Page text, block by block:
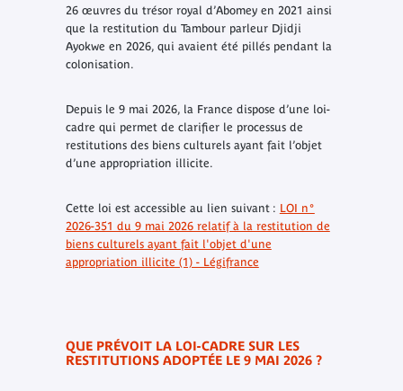
26 œuvres du trésor royal d’Abomey en 2021 ainsi
que la restitution du Tambour parleur Djidji
Ayokwe en 2026, qui avaient été pillés pendant la
colonisation.
Depuis le 9 mai 2026, la France dispose d’une loi-
cadre qui permet de clarifier le processus de
restitutions des biens culturels ayant fait l’objet
d’une appropriation illicite.
Cette loi est accessible au lien suivant : LOI n°
2026-351 du 9 mai 2026 relatif à la restitution de
biens culturels ayant fait l'objet d'une
appropriation illicite (1) - Légifrance
QUE PRÉVOIT LA LOI-CADRE SUR LES
RESTITUTIONS ADOPTÉE LE 9 MAI 2026 ?